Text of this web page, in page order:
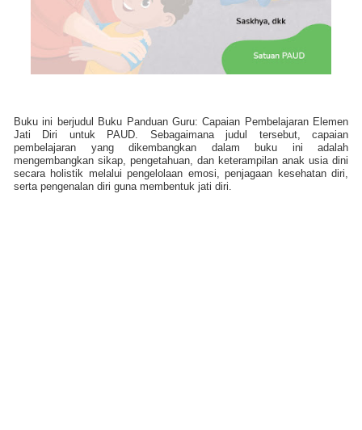
Buku ini berjudul Buku Panduan Guru: Capaian Pembelajaran Elemen
Jati Diri untuk PAUD. Sebagaimana judul tersebut, capaian
pembelajaran yang dikembangkan dalam buku ini adalah
mengembangkan sikap, pengetahuan, dan keterampilan anak usia dini
secara holistik melalui pengelolaan emosi, penjagaan kesehatan diri,
serta pengenalan diri guna membentuk jati diri.